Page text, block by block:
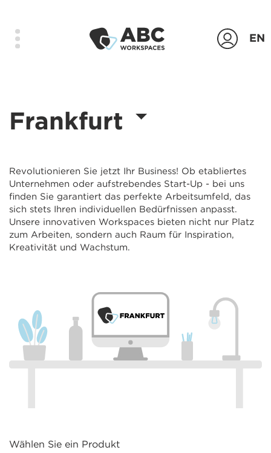
EN
Standorte
Kontakt
Login
Anfrage senden
Frankfurt
Revolutionieren Sie jetzt Ihr Business! Ob etabliertes
Unternehmen oder aufstrebendes Start-Up - bei uns
finden Sie garantiert das perfekte Arbeitsumfeld, das
sich stets Ihren individuellen Bedürfnissen anpasst.
Unsere innovativen Workspaces bieten nicht nur Platz
zum Arbeiten, sondern auch Raum für Inspiration,
Kreativität und Wachstum.
Wählen Sie ein Produkt